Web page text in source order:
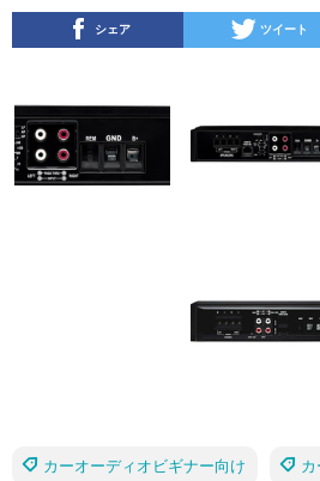
シェア ツイート
カーオーディオビギナー向け